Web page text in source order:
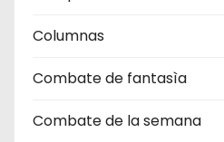
Columnas
Combate de fantasìa
Combate de la semana